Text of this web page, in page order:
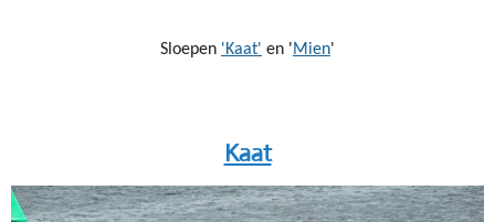
Sloepen 'Kaat' en 'Mien'
Kaat